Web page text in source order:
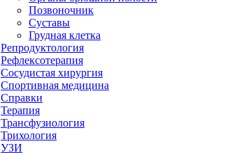
Позвоночник
Суставы
Грудная клетка
Репродуктология
Рефлексотерапия
Сосудистая хирургия
Спортивная медицина
Справки
Терапия
Трансфузиология
Трихология
УЗИ